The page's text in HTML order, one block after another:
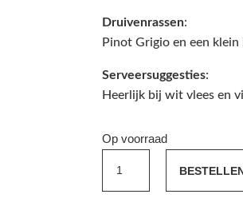
Druivenrassen:
Pinot Grigio en een
Serveersuggesties:
Heerlijk bij wit vlees en
Op voorraad
Pinot